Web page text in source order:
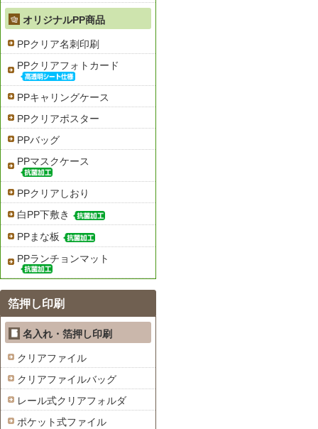
オリジナルPP商品
PPクリア名刺印刷
PPクリアフォトカード
PPキャリングケース
PPクリアポスター
PPバッグ
PPマスクケース
PPクリアしおり
白PP下敷き
PPまな板
PPランチョンマット
箔押し印刷
名入れ・箔押し印刷
クリアファイル
クリアファイルバッグ
レール式クリアフォルダ
ポケット式ファイル